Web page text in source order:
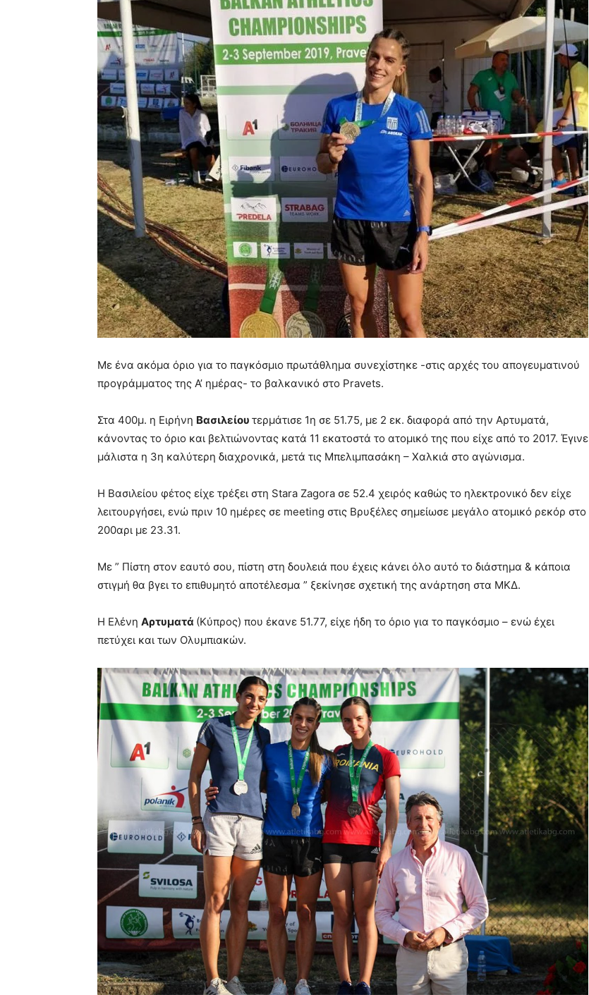
Με ένα ακόμα όριο για το παγκόσμιο πρωτάθλημα συνεχίστηκε -στις αρχές του απογευματινού
προγράμματος της Α’ ημέρας- το βαλκανικό στο Pravets.
Στα 400μ. η Ειρήνη Βασιλείου τερμάτισε 1η σε 51.75, με 2 εκ. διαφορά από την Αρτυματά,
κάνοντας το όριο και βελτιώνοντας κατά 11 εκατοστά το ατομικό της που είχε από το 2017. Έγινε
μάλιστα η 3η καλύτερη διαχρονικά, μετά τις Μπελιμπασάκη – Χαλκιά στο αγώνισμα.
Η Βασιλείου φέτος είχε τρέξει στη Stara Zagora σε 52.4 χειρός καθώς το ηλεκτρονικό δεν είχε
λειτουργήσει, ενώ πριν 10 ημέρες σε meeting στις Βρυξέλες σημείωσε μεγάλο ατομικό ρεκόρ στο
200αρι με 23.31.
Με ” Πίστη στον εαυτό σου, πίστη στη δουλειά που έχεις κάνει όλο αυτό το διάστημα & κάποια
στιγμή θα βγει το επιθυμητό αποτέλεσμα ” ξεκίνησε σχετική της ανάρτηση στα ΜΚΔ.
Η Ελένη Αρτυματά (Κύπρος) που έκανε 51.77, είχε ήδη το όριο για το παγκόσμιο – ενώ έχει
πετύχει και των Ολυμπιακών.